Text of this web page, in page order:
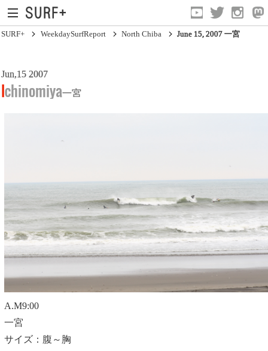
South Ibaraki
Monthly Archive
SURF+ WeekdaySurfReport North Chiba June 15, 2007 一宮
Jun,15 2007
Ichinomiya一宮
A.M9:00
一宮
サイズ：腹～胸